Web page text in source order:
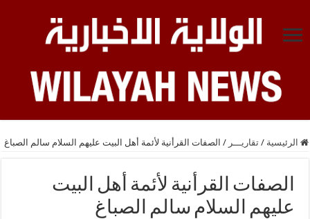
الرئيسية / تقاريـــر / الصفات القرأنية لأئمة أهل البيت عليهم السلام سالم الصباغ
الصفات القرأنية لأئمة أهل البيت
عليهم السلام سالم الصباغ